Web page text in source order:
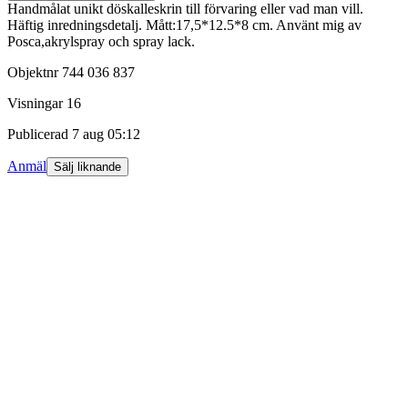
Handmålat unikt döskalleskrin till förvaring eller vad man vill.
Häftig inredningsdetalj. Mått:17,5*12.5*8 cm. Använt mig av
Posca,akrylspray och spray lack.
Objektnr 744 036 837
Visningar 16
Publicerad 7 aug 05:12
Anmäl Sälj liknande